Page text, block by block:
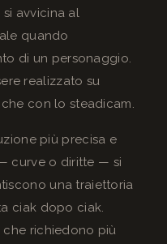
avvicina al
quando
di un personaggio.
realizzato su
con lo steadicam.
più precisa e
curve o diritte — si
una traiettoria
ciak dopo ciak.
che richiedono più